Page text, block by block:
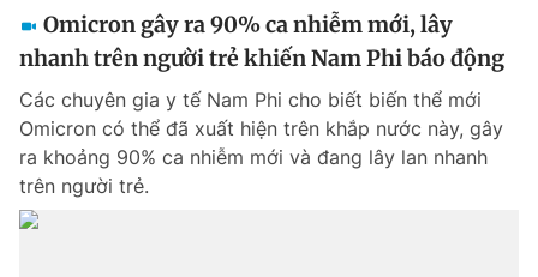
Omicron gây ra 90% ca nhiễm mới, lây
nhanh trên người trẻ khiến Nam Phi báo động
Các chuyên gia y tế Nam Phi cho biết biến thể mới
Omicron có thể đã xuất hiện trên khắp nước này, gây
ra khoảng 90% ca nhiễm mới và đang lây lan nhanh
trên người trẻ.